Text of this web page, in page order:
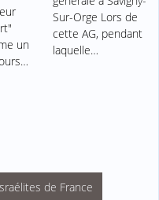
un
Sur-Orge Lors de
cette AG, pendant
laquelle…
de France